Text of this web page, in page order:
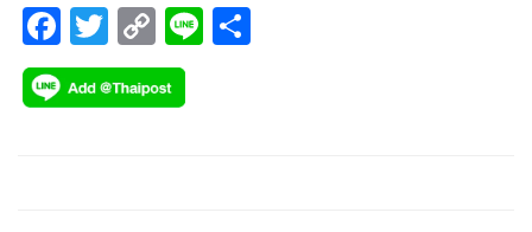
F
ac
e
T
wi
tt
C
o
p
Li